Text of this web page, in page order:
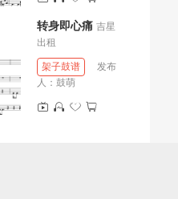
转身即心痛 吉星
出租
架子鼓谱
发布
人： 鼓萌